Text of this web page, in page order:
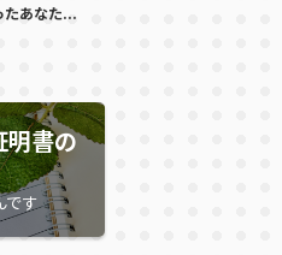
なたへ贈るエー...
明書の
です